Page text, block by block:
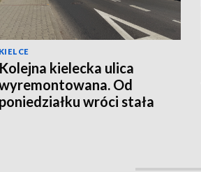
KIELCE
Kolejna kielecka ulica
Od
poniedziałku wróci stała